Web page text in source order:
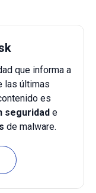
que informa a
las últimas
es
seguridad e
de malware.